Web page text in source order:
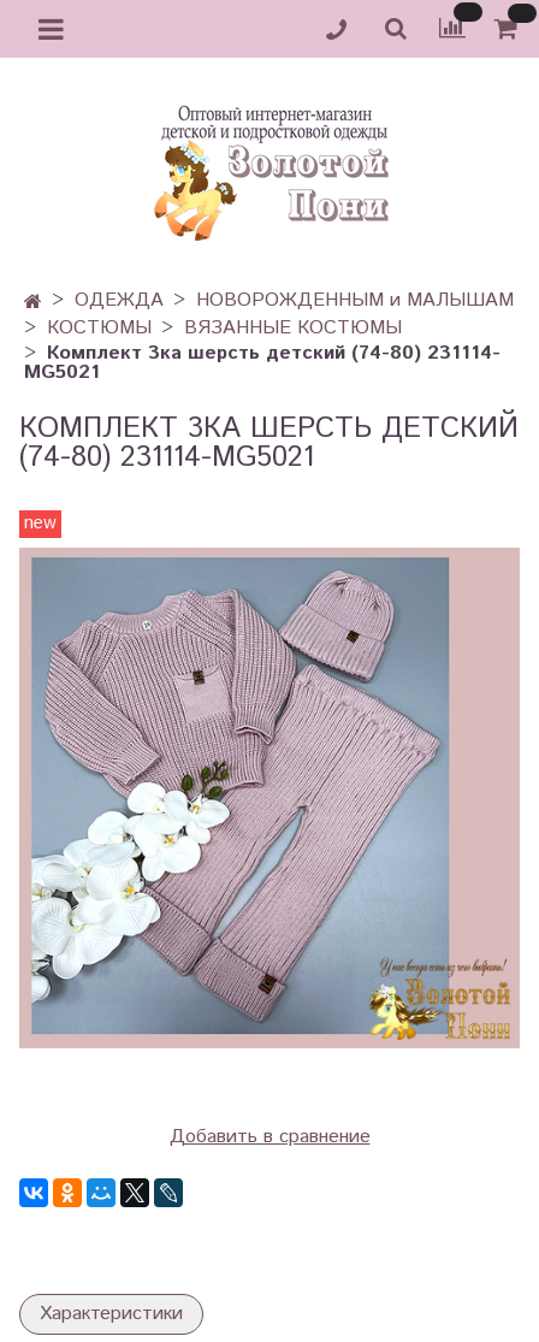
ОДЕЖДА
НОВОРОЖДЕННЫМ и МАЛЫШАМ
КОСТЮМЫ
ВЯЗАННЫЕ КОСТЮМЫ
Комплект 3ка шерсть детский (74-80) 231114-
MG5021
КОМПЛЕКТ 3КА ШЕРСТЬ ДЕТСКИЙ
(74-80) 231114-MG5021
new
Добавить в сравнение
Характеристики